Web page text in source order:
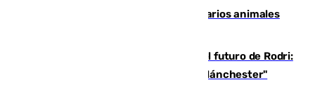
Estudiarán el comportamiento de varios animales
Maresca evita pronunciarse sobre el futuro de Rodri:
"Por el momento, el viernes estará en Mánchester"